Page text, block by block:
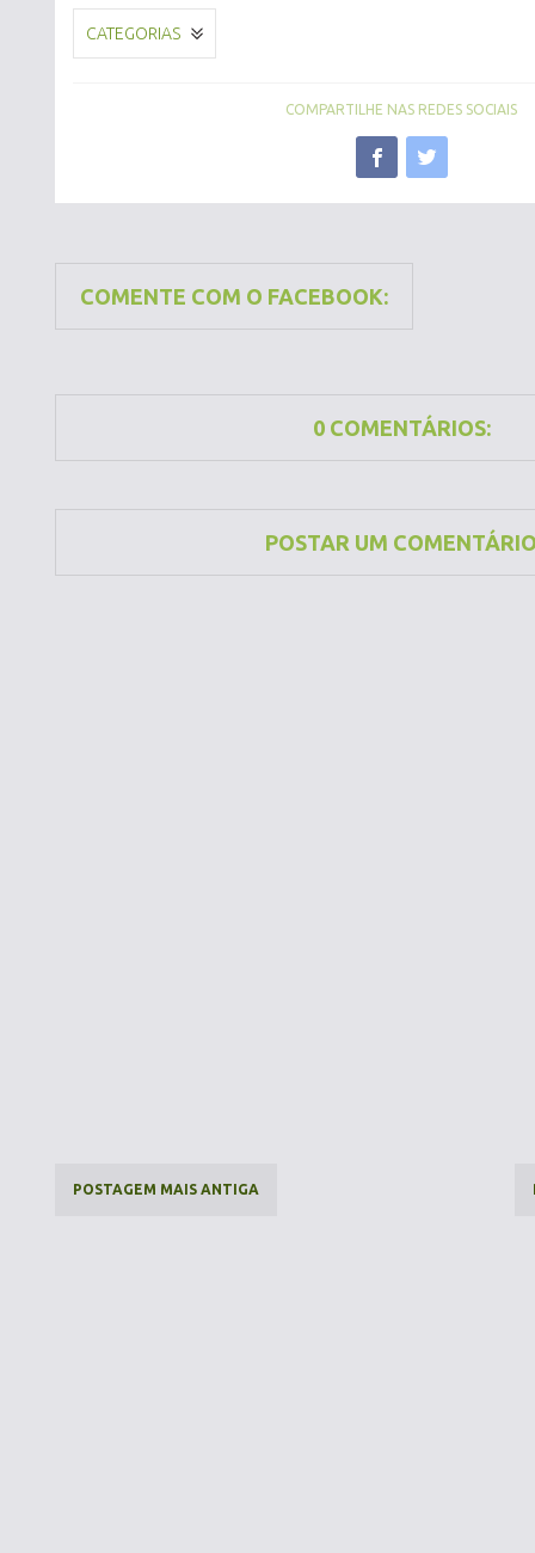
CATEGORIAS
COMPARTILHE NAS REDES SOCIAIS
COMENTE COM O FACEBOOK:
0 COMENTÁRIOS:
POSTAR UM
POSTAGEM MAIS ANTIGA